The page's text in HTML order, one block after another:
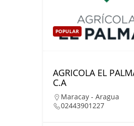
POPULAR
AGRICOLA EL
C.A
Maracay - Aragua
02443901227